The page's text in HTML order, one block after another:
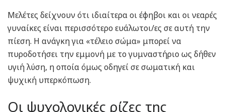
Μελέτες δείχνουν ότι ιδιαίτερα οι έφηβοι και οι νεαρές
γυναίκες είναι περισσότερο ευάλωτοι/ες σε αυτή την
πίεση. Η ανάγκη για «τέλειο σώμα» μπορεί να
πυροδοτήσει την εμμονή με το γυμναστήριο ως δήθεν
υγιή λύση, η οποία όμως οδηγεί σε σωματική και
ψυχική υπερκόπωση.
Οι ψυχολογικές ρίζες της